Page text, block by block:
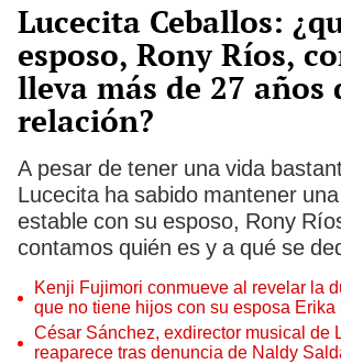
Lucecita Ceballos:
esposo, Rony Ríos,
lleva más de 27 años
relación?
A pesar de tener una vida
Lucecita ha sabido mantener
estable con su esposo, Rony
contamos quién es y a qué se
Kenji Fujimori conmueve al revelar la
que no tiene hijos con su esposa Erika
proceso judicial"
César Sánchez, exdirector musical de
reaparece tras denuncia de Naldy